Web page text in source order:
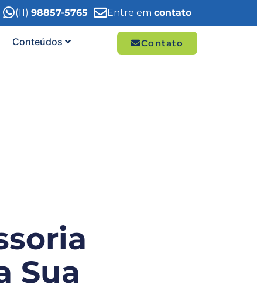
(11) 98857-5765 Entre em contato
Conteúdos Contato
Sua